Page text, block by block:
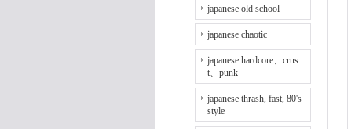
japanese old school
japanese chaotic
japanese hardcore、crus
t、punk
japanese thrash, fast, 80's
style